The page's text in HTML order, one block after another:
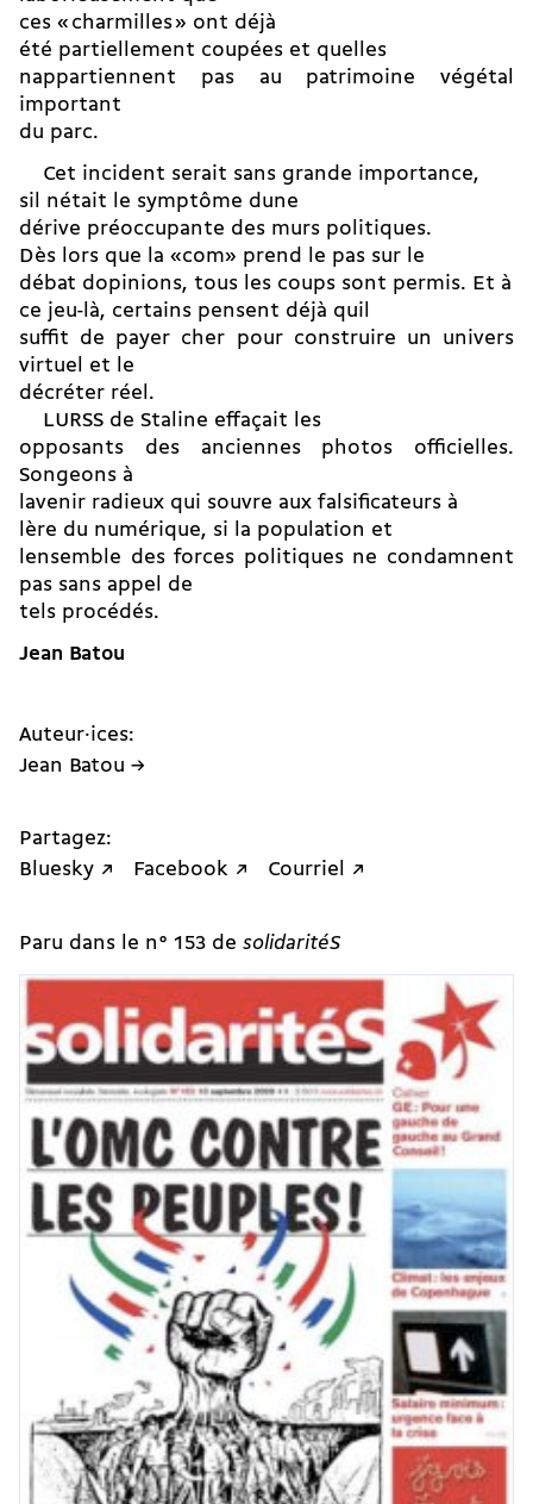
ces « charmilles » ont déjà
été partiellement coupées et quelles
nappartiennent pas au patrimoine végétal
important
du parc.
Cet incident serait sans grande importance,
sil nétait le symptôme dune
dérive préoccupante des murs politiques.
Dès lors que la «com» prend le pas sur le
débat dopinions, tous les coups sont permis. Et à
ce jeu-là, certains pensent déjà quil
suffit de payer cher pour construire un univers
virtuel et le
décréter réel.
LURSS de Staline effaçait les
opposants des anciennes photos officielles.
Songeons à
lavenir radieux qui souvre aux falsificateurs à
lère du numérique, si la population et
lensemble des forces politiques ne condamnent
pas sans appel de
tels procédés.
Jean Batou
Auteur·ices:
Jean Batou →
Partagez:
Bluesky ↗
Facebook ↗ Courriel ↗
Paru dans le n° 153 de solidaritéS